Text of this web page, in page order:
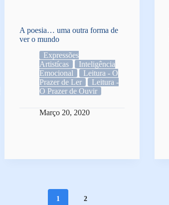
A poesia… uma outra forma de
ver o mundo
Expressões
Artistícas
Inteligência
Emocional
Leitura - O
Prazer de Ler
Leitura -
O Prazer de Ouvir
Março 20, 2020
1 2